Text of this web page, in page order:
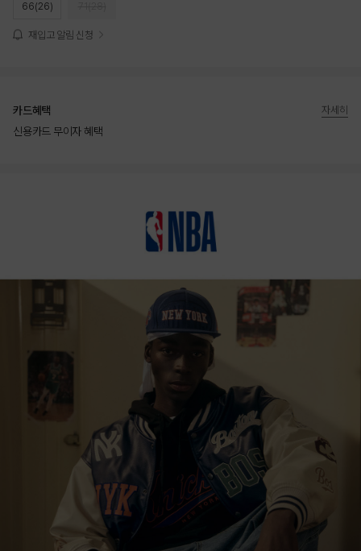
66(26)
재입고 알림 신청
카드혜택
신용카드 무이자 혜택
자세히